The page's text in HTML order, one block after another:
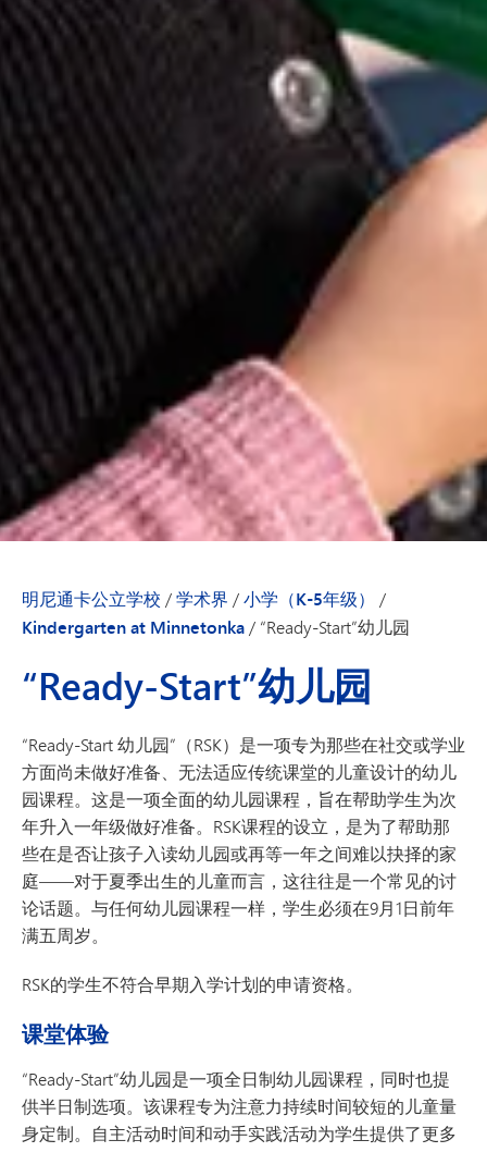
明尼通卡公立学校 /学术界 /小学（K-5年级） /
Kindergarten at Minnetonka/ “Ready-Start”幼儿园
“Ready-Start”幼儿园
“Ready-Start 幼儿园”（RSK）是一项专为那些在社交或学业
方面尚未做好准备、无法适应传统课堂的儿童设计的幼儿
园课程。这是一项全面的幼儿园课程，旨在帮助学生为次
年升入一年级做好准备。RSK课程的设立，是为了帮助那
些在是否让孩子入读幼儿园或再等一年之间难以抉择的家
庭——对于夏季出生的儿童而言，这往往是一个常见的讨
论话题。与任何幼儿园课程一样，学生必须在9月1日前年
满五周岁。
RSK的学生不符合早期入学计划的申请资格。
课堂体验
“Ready-Start”幼儿园是一项全日制幼儿园课程，同时也提
供半日制选项。该课程专为注意力持续时间较短的儿童量
身定制。自主活动时间和动手实践活动为学生提供了更多